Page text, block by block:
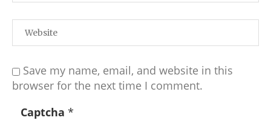
Save my name, email, and website in this
browser for the next time I comment.
Captcha *